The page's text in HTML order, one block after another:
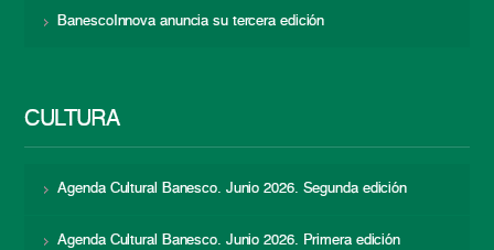
BanescoInnova anuncia su tercera edición
CULTURA
Agenda Cultural Banesco. Junio 2026. Segunda edición
Agenda Cultural Banesco. Junio 2026. Primera edición